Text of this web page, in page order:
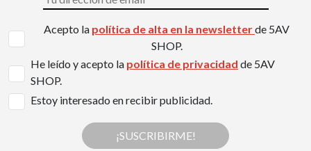
Acepto la política de alta en la newsletterde 5AV
SHOP.
He leído y acepto la política de privacidad de 5AV
SHOP.
Estoy interesado en recibir publicidad.
¡SUSCRIBIRME!